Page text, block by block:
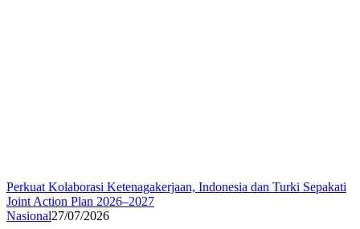
Perkuat Kolaborasi Ketenagakerjaan, Indonesia dan Turki Sepakati
Joint Action Plan 2026–2027
Nasional27/07/2026